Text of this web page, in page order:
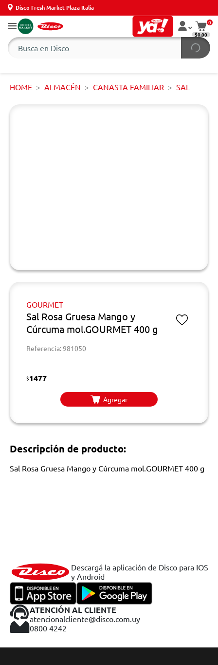
Disco Fresh Market Plaza Italia
0
$0,00
HOME ALMACÉN CANASTA FAMILIAR SAL
GOURMET
Sal Rosa Gruesa Mango y
Cúrcuma mol.GOURMET 400 g
Referencia: 981050
$1477
Agregar
Descripción de producto:
Sal Rosa Gruesa Mango y Cúrcuma mol.GOURMET 400 g
Descargá la aplicación de Disco para IOS
y Android
ATENCIÓN AL CLIENTE
atencionalcliente@disco.com.uy
0800 4242